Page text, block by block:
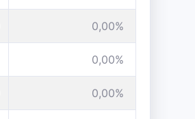
0,00%
0,00%
0,00%